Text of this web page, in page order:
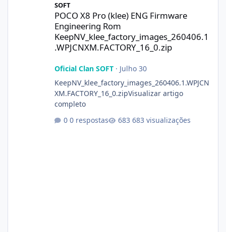
SOFT
POCO X8 Pro (klee) ENG Firmware
Engineering Rom
KeepNV_klee_factory_images_260406.1
.WPJCNXM.FACTORY_16_0.zip
Oficial Clan SOFT· Julho 30
KeepNV_klee_factory_images_260406.1.WPJCN
XM.FACTORY_16_0.zipVisualizar artigo
completo
0 respostas
683 visualizações